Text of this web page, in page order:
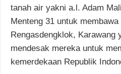
tanah air yakni a.l. Adam
Menteng 31 untuk
Rengasdengklok, Karawang
mendesak mereka untuk
kemerdekaan Republik